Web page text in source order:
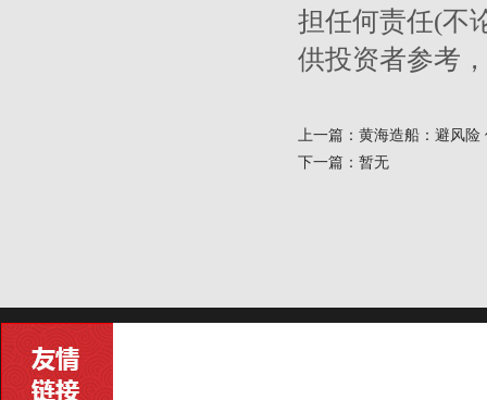
担任何责任(不
供投资者参考
上一篇：黄海造船：避风险
下一篇：暂无